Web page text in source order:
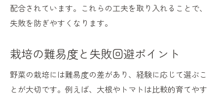
配合されています。これらの工夫を取り入れることで、
失敗を防ぎやすくなります。
栽培の難易度と失敗回避ポイント
野菜の栽培には難易度の差があり、経験に応じて選ぶこ
とが大切です。例えば、大根やトマトは比較的育てやす